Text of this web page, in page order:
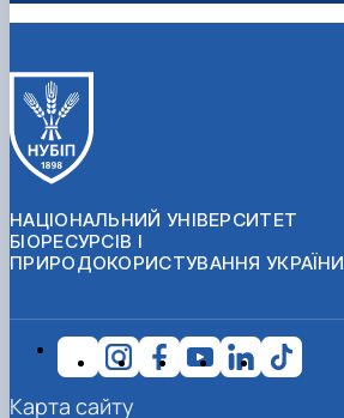
НАЦІОНАЛЬНИЙ УНІВЕРСИТЕТ
БІОРЕСУРСІВ І
ПРИРОДОКОРИСТУВАННЯ УКРАЇНИ
Карта сайту